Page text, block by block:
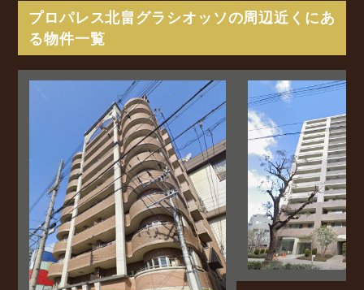
プロパレス北畠グラシオッソの周辺近くにあ
る物件一覧